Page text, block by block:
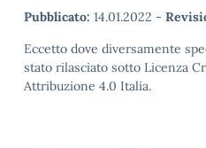
Pubblicato: 14.01.2022 -
Eccetto dove diversamente
stato rilasciato sotto Licenza
Attribuzione 4.0 Italia.